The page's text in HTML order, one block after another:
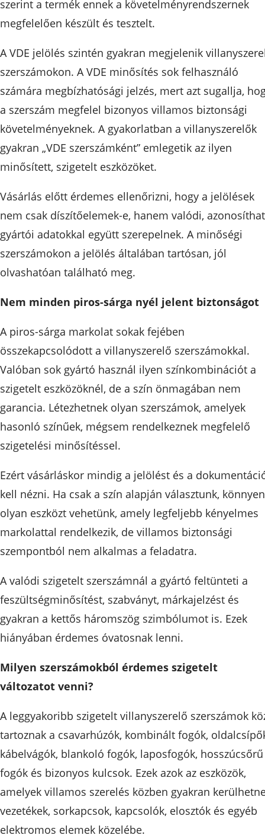
szerint a termék ennek a követelményrendszernek
megfelelően készült és tesztelt.
A VDE jelölés szintén gyakran megjelenik
szerszámokon. A VDE minősítés sok felhasználó
számára megbízhatósági jelzés, mert azt sugallja,
a szerszám megfelel bizonyos villamos biztonsági
követelményeknek. A gyakorlatban a villanyszerelők
gyakran „VDE szerszámként” emlegetik az ilyen
minősített, szigetelt eszközöket.
Vásárlás előtt érdemes ellenőrizni, hogy a jelölések
nem csak díszítőelemek-e, hanem valódi,
gyártói adatokkal együtt szerepelnek. A minőségi
szerszámokon a jelölés általában tartósan, jól
olvashatóan található meg.
Nem minden piros-sárga nyél jelent biztonságot
A piros-sárga markolat sokak fejében
összekapcsolódott a villanyszerelő szerszámokkal.
Valóban sok gyártó használ ilyen színkombinációt a
szigetelt eszközöknél, de a szín önmagában nem
garancia. Létezhetnek olyan szerszámok, amelyek
hasonló színűek, mégsem rendelkeznek megfelelő
szigetelési minősítéssel.
Ezért vásárláskor mindig a jelölést és a
kell nézni. Ha csak a szín alapján választunk, könnyen
olyan eszközt vehetünk, amely legfeljebb kényelmes
markolattal rendelkezik, de villamos biztonsági
szempontból nem alkalmas a feladatra.
A valódi szigetelt szerszámnál a gyártó feltünteti a
feszültségminősítést, szabványt, márkajelzést és
gyakran a kettős háromszög szimbólumot is. Ezek
hiányában érdemes óvatosnak lenni.
Milyen szerszámokból érdemes szigetelt
változatot venni?
A leggyakoribb szigetelt villanyszerelő szerszámok
tartoznak a csavarhúzók, kombinált fogók,
kábelvágók, blankoló fogók, laposfogók, hosszúcsőrű
fogók és bizonyos kulcsok. Ezek azok az eszközök,
amelyek villamos szerelés közben gyakran
vezetékek, sorkapcsok, kapcsolók, elosztók és egyéb
elektromos elemek közelébe.